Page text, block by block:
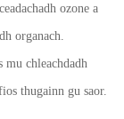
ozone a
organach.
mu chleachdadh
thugainn gu saor.